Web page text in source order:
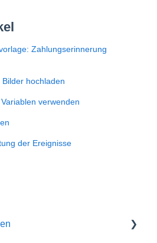
Zahlungserinnerung
hochladen
verwenden
der Ereignisse